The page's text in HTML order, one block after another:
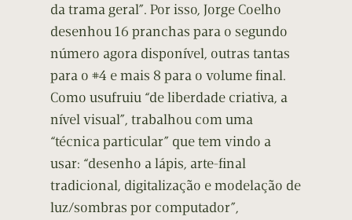
da trama geral”. Por isso, Jorge Coelho
desenhou 16 pranchas para o segundo
número agora disponível, outras tantas
para o #4 e mais 8 para o volume final.
Como usufruiu “de liberdade criativa, a
nível visual”, trabalhou com uma
“técnica particular” que tem vindo a
usar: “desenho a lápis, arte-final
tradicional, digitalização e modelação de
luz/sombras por computador”,